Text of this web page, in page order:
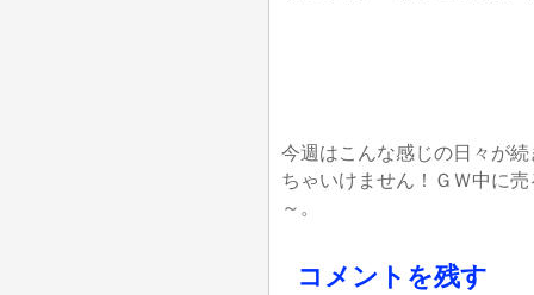
今週はこんな感じの日々が
ちゃいけません！ＧＷ中に
～。
コメントを残す